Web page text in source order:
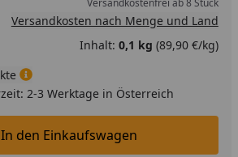
Versandkostenfrei ab 8 Stück
Versandkosten nach Menge und Land
Inhalt: 0,1 kg (89,90 €/kg)
2-3 Werktage in Österreich
In den Einkaufswagen legen
In den Einkaufswagen